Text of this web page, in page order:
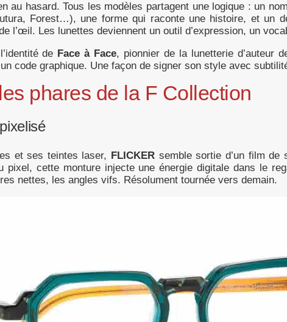
au hasard. Tous les modèles partagent une logique : un
Forest…), une forme qui raconte une histoire, et un
l’œil. Les lunettes deviennent un outil d’expression, un
de Face à Face, pionnier de la lunetterie d’auteur
code graphique. Une façon de signer son style avec
phares de la F Collection
et ses teintes laser, FLICKER semble sortie d’un film de
pixel, cette monture injecte une énergie digitale dans le
nettes, les angles vifs. Résolument tournée vers demain.